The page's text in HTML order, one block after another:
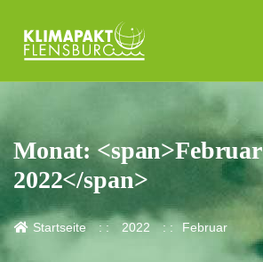
Monat: <span>Februar
2022</span>
Startseite 2022 Februar